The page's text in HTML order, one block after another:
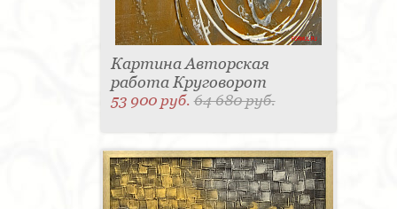
Картина Авторская
работа Круговорот
53 900 руб.64 680 руб.